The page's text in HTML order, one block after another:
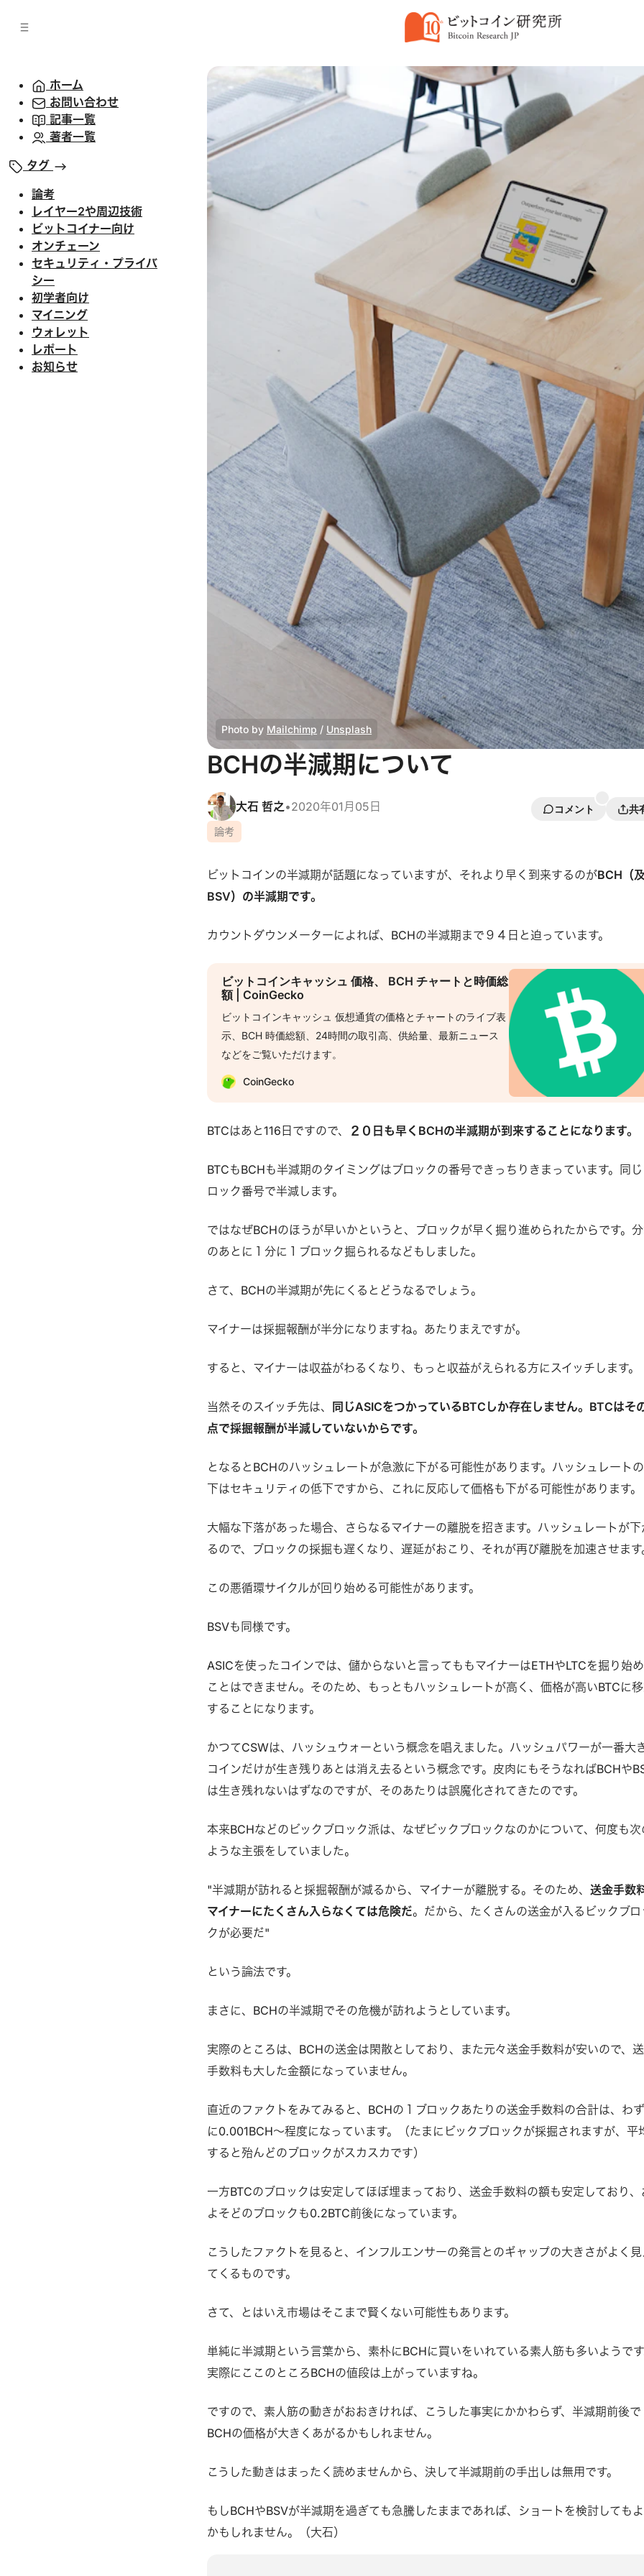
ホーム
お問い合わせ
記事一覧
著者一覧
タグ
論考
レイヤー2や周辺技術
ビットコイナー向け
オンチェーン
セキュリティ・プライバ
シー
初学者向け
マイニング
ウォレット
レポート
お知らせ
Photo by Mailchimp / Unsplash
BCHの半減期について
大石 哲之•2020年01月05日 コメント
共
論考
ビットコインの半減期が話題になっていますが、それより早く到来するのがBCH（
BSV）の半減期です。
カウントダウンメーターによれば、BCHの半減期まで９４日と迫っています。
ビットコインキャッシュ 価格、 BCH チャートと時価総
額 | CoinGecko
ビットコインキャッシュ 仮想通貨の価格とチャートのライブ表
示、BCH 時価総額、24時間の取引高、供給量、最新ニュース
などをご覧いただけます。
CoinGecko
BTCはあと116日ですので、 ２０日も早くBCHの半減期が到来することになります。
BTCもBCHも半減期のタイミングはブロックの番号できっちりきまっています。同
ロック番号で半減します。
ではなぜBCHのほうが早いかというと、ブロックが早く掘り進められたからです。
のあとに１分に１ブロック掘られるなどもしました。
さて、BCHの半減期が先にくるとどうなるでしょう。
マイナーは採掘報酬が半分になりますね。あたりまえですが。
すると、マイナーは収益がわるくなり、もっと収益がえられる方にスイッチします。
当然そのスイッチ先は、
同じASICをつかっているBTCしか存在しません。BTCはそ
点で採掘報酬が半減していないからです。
となるとBCHのハッシュレートが急激に下がる可能性があります。ハッシュレート
下はセキュリティの低下ですから、これに反応して価格も下がる可能性があります。
大幅な下落があった場合、さらなるマイナーの離脱を招きます。ハッシュレートが下
るので、ブロックの採掘も遅くなり、遅延がおこり、それが再び離脱を加速させます
この悪循環サイクルが回り始める可能性があります。
BSVも同様です。
ASICを使ったコインでは、儲からないと言ってももマイナーはETHやLTCを掘り始
ことはできません。そのため、もっともハッシュレートが高く、価格が高いBTCに
することになります。
かつてCSWは、ハッシュウォーという概念を唱えました。ハッシュパワーが一番大
コインだけが生き残りあとは消え去るという概念です。皮肉にもそうなればBCHや
は生き残れないはずなのですが、そのあたりは誤魔化されてきたのです。
本来BCHなどのビックブロック派は、なぜビックブロックなのかについて、何度も次
ような主張をしていました。
"半減期が訪れると採掘報酬が減るから、マイナーが離脱する。そのため、送金手数
マイナーにたくさん入らなくては危険だ。だから、たくさんの送金が入るビックブロ
クが必要だ"
という論法です。
まさに、BCHの半減期でその危機が訪れようとしています。
実際のところは、BCHの送金は閑散としており、また元々送金手数料が安いので、
手数料も大した金額になっていません。
直近のファクトをみてみると、BCHの１ブロックあたりの送金手数料の合計は、わ
に0.001BCH〜程度になっています。（たまにビックブロックが採掘されますが、平
すると殆んどのブロックがスカスカです）
一方BTCのブロックは安定してほぼ埋まっており、送金手数料の額も安定しており、
よそどのブロックも0.2BTC前後になっています。
こうしたファクトを見ると、インフルエンサーの発言とのギャップの大きさがよく
てくるものです。
さて、とはいえ市場はそこまで賢くない可能性もあります。
単純に半減期という言葉から、素朴にBCHに買いをいれている素人筋も多いようで
実際にここのところBCHの値段は上がっていますね。
ですので、素人筋の動きがおおきければ、こうした事実にかかわらず、半減期前後で
BCHの価格が大きくあがるかもしれません。
こうした動きはまったく読めませんから、決して半減期前の手出しは無用です。
もしBCHやBSVが半減期を過ぎても急騰したままであれば、ショートを検討しても
かもしれません。（大石）